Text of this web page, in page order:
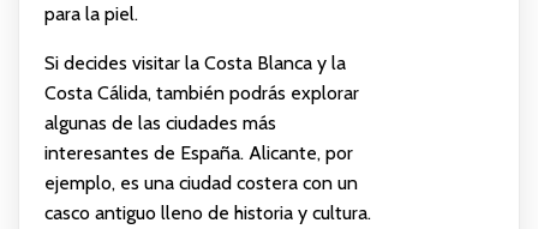
para la piel.
Si decides visitar la Costa Blanca y la
Costa Cálida, también podrás explorar
algunas de las ciudades más
interesantes de España. Alicante, por
ejemplo, es una ciudad costera con un
casco antiguo lleno de historia y cultura.